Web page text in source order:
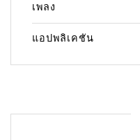
เพลง
แอปพลิเคชัน